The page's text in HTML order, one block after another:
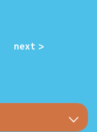
next >